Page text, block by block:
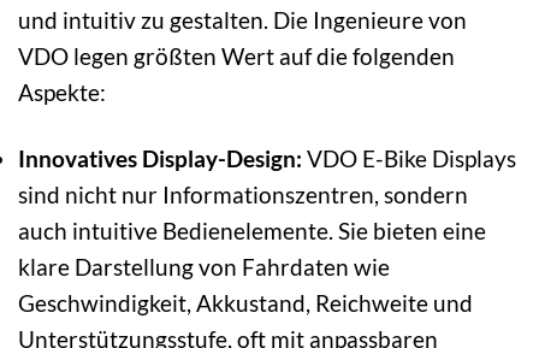
und intuitiv zu gestalten. Die Ingenieure von
VDO legen größten Wert auf die folgenden
Aspekte:
Innovatives Display-Design: VDO E-Bike Displays
sind nicht nur Informationszentren, sondern
auch intuitive Bedienelemente. Sie bieten eine
klare Darstellung von Fahrdaten wie
Geschwindigkeit, Akkustand, Reichweite und
Unterstützungsstufe, oft mit anpassbaren